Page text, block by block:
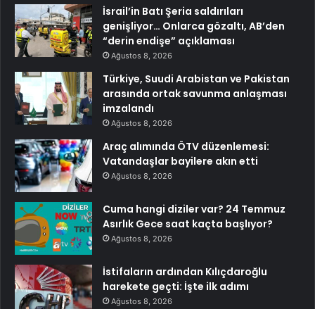
İsrail’in Batı Şeria saldırıları
genişliyor… Onlarca gözaltı, AB’den
“derin endişe” açıklaması
Ağustos 8, 2026
Türkiye, Suudi Arabistan ve Pakistan
arasında ortak savunma anlaşması
imzalandı
Ağustos 8, 2026
Araç alımında ÖTV düzenlemesi:
Vatandaşlar bayilere akın etti
Ağustos 8, 2026
Cuma hangi diziler var? 24 Temmuz
Asırlık Gece saat kaçta başlıyor?
Ağustos 8, 2026
İstifaların ardından Kılıçdaroğlu
harekete geçti: İşte ilk adımı
Ağustos 8, 2026